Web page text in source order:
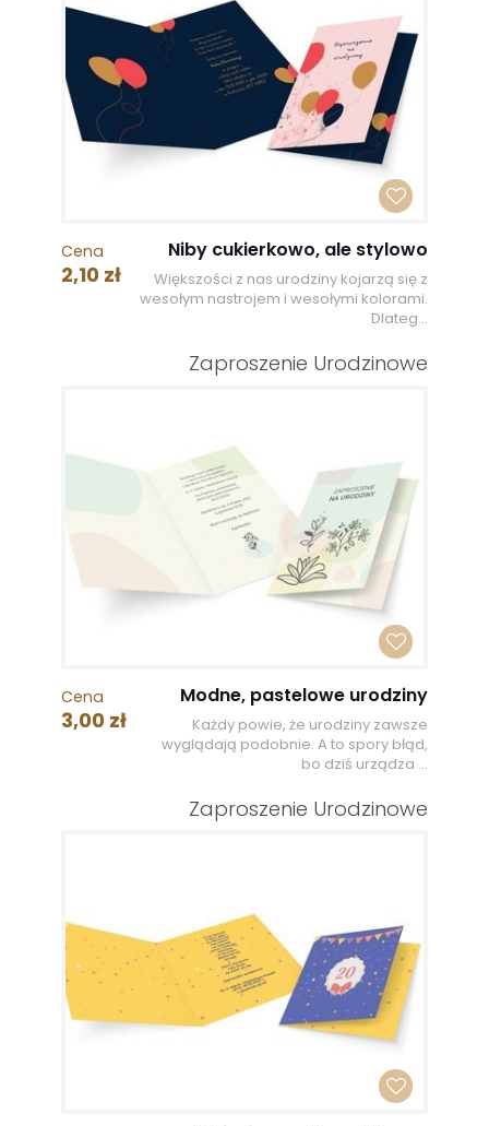
Cena
2,10 zł
Niby cukierkowo, ale stylowo
Większości z nas urodziny kojarzą się z
wesołym nastrojem i wesołymi kolorami.
Dlateg...
Zaproszenie Urodzinowe
Cena
3,00 zł
Modne, pastelowe urodziny
Każdy powie, że urodziny zawsze
wyglądają podobnie. A to spory błąd,
bo dziś urządza ...
Zaproszenie Urodzinowe